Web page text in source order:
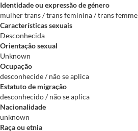
Identidade ou expressão de género
mulher trans / trans feminina / trans femme
Características sexuais
Desconhecida
Orientação sexual
Unknown
Ocupação
desconhecide / não se aplica
Estatuto de migração
desconhecido / não se aplica
Nacionalidade
unknown
Raça ou etnia